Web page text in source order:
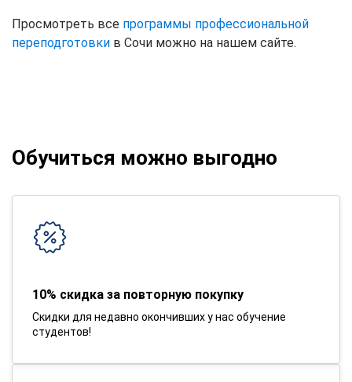
Просмотреть все программы профессиональной
переподготовки в Сочи можно на нашем сайте.
Обучиться можно выгодно
10% скидка за повторную покупку
Скидки для недавно окончивших у нас обучение
студентов!